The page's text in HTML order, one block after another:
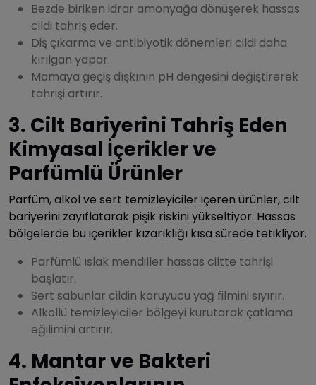
Bezde biriken idrar amonyağa dönüşerek hassas
cildi tahriş eder.
Diş çıkarma ve antibiyotik dönemleri cildi daha
kırılgan yapar.
Mamaya geçiş dışkının pH dengesini değiştirerek
tahrişi artırır.
3. Cilt Bariyerini Tahriş Eden
Kimyasal İçerikler ve
Parfümlü Ürünler
Parfüm, alkol ve sert temizleyiciler içeren ürünler, cilt
bariyerini zayıflatarak pişik riskini yükseltiyor. Hassas
bölgelerde bu içerikler kızarıklığı kısa sürede tetikliyor.
Parfümlü ıslak mendiller hassas ciltte tahrişi
başlatır.
Sert sabunlar cildin koruyucu yağ filmini sıyırır.
Alkollü temizleyiciler bölgeyi kurutarak çatlama
eğilimini artırır.
4. Mantar ve Bakteri